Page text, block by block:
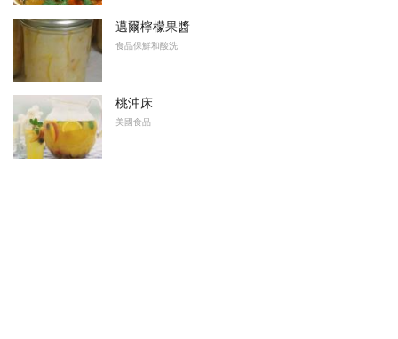
邁爾檸檬果醬
食品保鮮和酸洗
桃沖床
美國食品